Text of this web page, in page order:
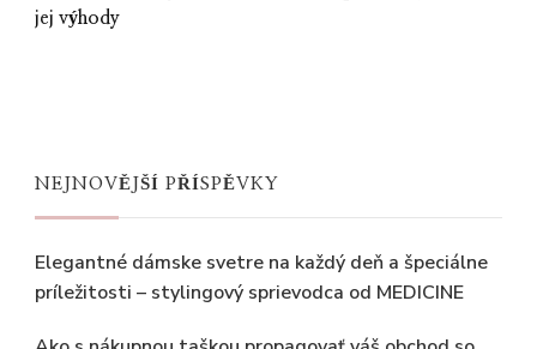
jej výhody
NEJNOVĚJŠÍ PŘÍSPĚVKY
Elegantné dámske svetre na každý deň a špeciálne
príležitosti – stylingový sprievodca od MEDICINE